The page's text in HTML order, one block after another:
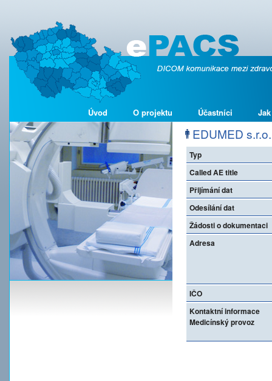
Úvod O projektu Účastníci
EDUMED s.r.o.
Typ
Called AE title
Přijímání dat
Odesílání dat
Žádosti o dokumentaci
Adresa
IČO
Kontaktní informace
Medicínský provoz